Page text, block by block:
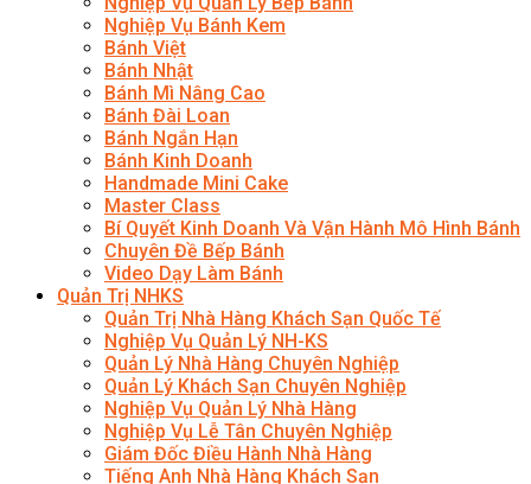
Nghiệp Vụ Bánh Kem
Bánh Việt
Bánh Nhật
Bánh Mì Nâng Cao
Bánh Đài Loan
Bánh Ngắn Hạn
Bánh Kinh Doanh
Handmade Mini Cake
Master Class
Bí Quyết Kinh Doanh Và Vận Hành Mô Hình Bánh
Chuyên Đề Bếp Bánh
Video Dạy Làm Bánh
Quản Trị NHKS
Quản Trị Nhà Hàng Khách Sạn Quốc Tế
Nghiệp Vụ Quản Lý NH-KS
Quản Lý Nhà Hàng Chuyên Nghiệp
Quản Lý Khách Sạn Chuyên Nghiệp
Nghiệp Vụ Quản Lý Nhà Hàng
Nghiệp Vụ Lễ Tân Chuyên Nghiệp
Giám Đốc Điều Hành Nhà Hàng
Tiếng Anh Nhà Hàng Khách Sạn